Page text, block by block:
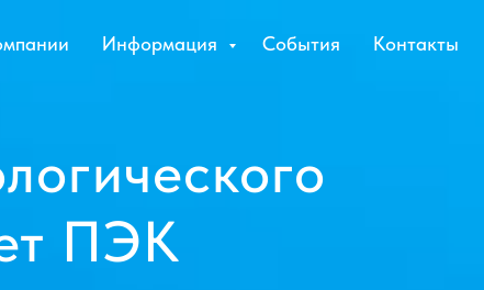
Информация События Контакты
ПЭК